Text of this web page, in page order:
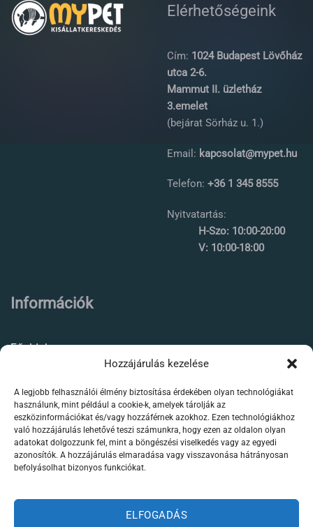
Hozzájárulás kezelése
A legjobb felhasználói élmény biztosítása érdekében olyan technológiákat
használunk, mint például a cookie-k, amelyek tárolják az
eszközinformációkat és/vagy hozzáférnek azokhoz. Ezen technológiákhoz
való hozzájárulás lehetővé teszi számunkra, hogy ezen az oldalon olyan
adatokat dolgozzunk fel, mint a böngészési viselkedés vagy az egyedi
azonosítók. A hozzájárulás elmaradása vagy visszavonása hátrányosan
befolyásolhat bizonyos funkciókat.
ELFOGADÁS
Elérhetőségeink
Cím: 1024 Budapest Lövőház
utca 2-6.
Mammut II. üzletház
3.emelet
(bejárat Sörház u. 1.)
Email: kapcsolat@mypet.hu
Telefon: +36 1 345 8555
Nyitvatartás:
H-Szo: 10:00-20:00
V: 10:00-18:00
Információk
Főoldal
Élőállat kereskedés
Forgalmazott termékeink
Szaktanácsadás /
Kapcsolat